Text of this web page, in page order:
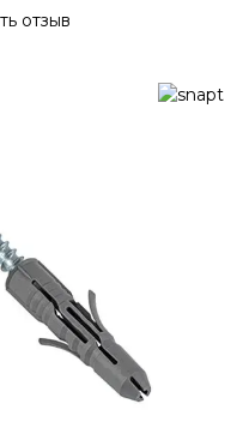
отзыв